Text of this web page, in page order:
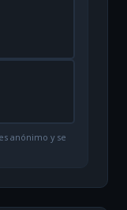
anónimo y se